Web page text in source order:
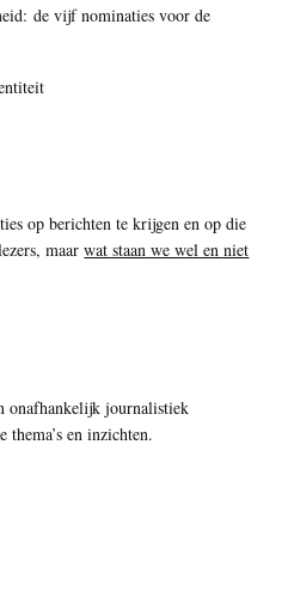
de vijf nominaties voor de
op berichten te krijgen en op die
maarwat staan we wel en niet
onafhankelijk journalistiek
thema’s en inzichten.